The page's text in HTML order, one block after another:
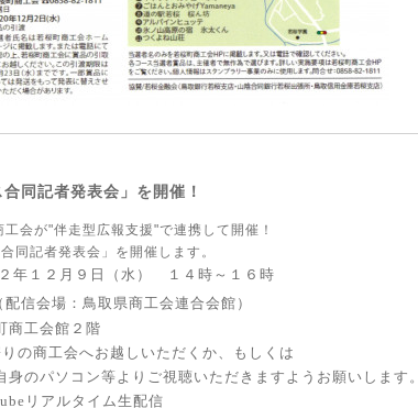
同記者発表会」を開催！
会が"伴走型広報支援"で連携して開催！
同記者発表会」を開催します。
１２月９日（水） １４時～１６時
信会場：鳥取県商工会連合会館）
工会館２階
会へお越しいただくか、もしくは
よりご視聴いただきますようお願いします。
リアルタイム生配信